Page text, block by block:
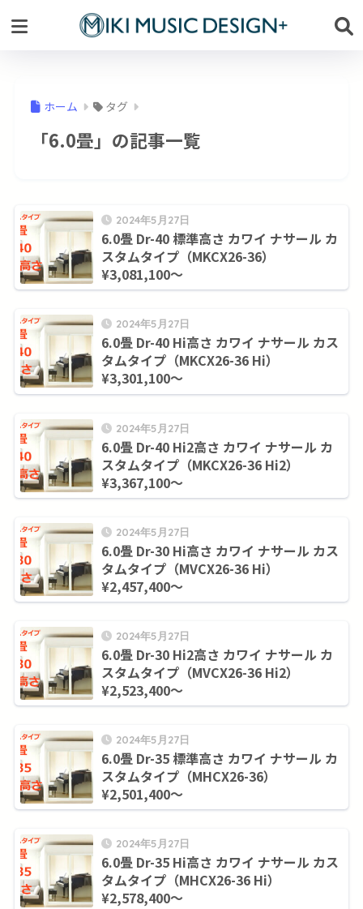
ホーム タグ
「6.0畳」の記事一覧
2024年5月27日
6.0畳 Dr-40 標準高さ カワイ ナサール カ
スタムタイプ（MKCX26-36）
¥3,081,100～
2024年5月27日
6.0畳 Dr-40 Hi高さ カワイ ナサール カス
タムタイプ（MKCX26-36 Hi）
¥3,301,100～
2024年5月27日
6.0畳 Dr-40 Hi2高さ カワイ ナサール カ
スタムタイプ（MKCX26-36 Hi2）
¥3,367,100～
2024年5月27日
6.0畳 Dr-30 Hi高さ カワイ ナサール カス
タムタイプ（MVCX26-36 Hi）
¥2,457,400～
2024年5月27日
6.0畳 Dr-30 Hi2高さ カワイ ナサール カ
スタムタイプ（MVCX26-36 Hi2）
¥2,523,400～
2024年5月27日
6.0畳 Dr-35 標準高さ カワイ ナサール カ
スタムタイプ（MHCX26-36）
¥2,501,400～
2024年5月27日
6.0畳 Dr-35 Hi高さ カワイ ナサール カス
タムタイプ（MHCX26-36 Hi）
¥2,578,400～